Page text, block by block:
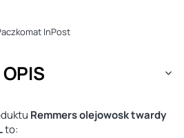
InPost
OPIS
Remmers olejowosk twardy
to: